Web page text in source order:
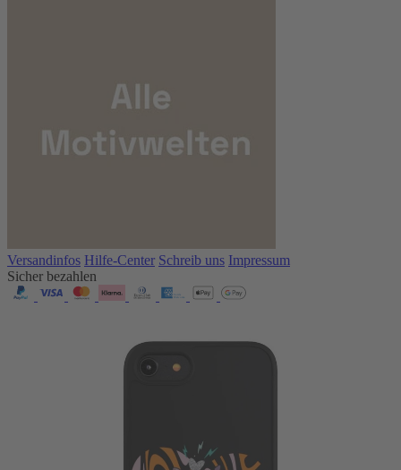
Versandinfos Hilfe-Center Schreib uns Impressum
Sicher bezahlen